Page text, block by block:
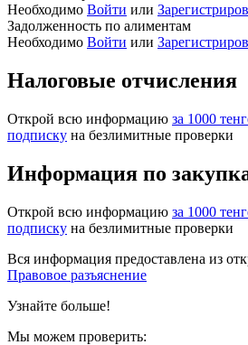
Необходимо Войти или
Задолженность по алиментам
Необходимо Войти или
Налоговые отчисления
Открой всю информацию за 1000
подписку на безлимитные проверки
Информация по
Открой всю информацию за 1000
подписку на безлимитные проверки
Вся информация предоставлена из
Правовое разъяснение
Узнайте больше!
Мы можем проверить: